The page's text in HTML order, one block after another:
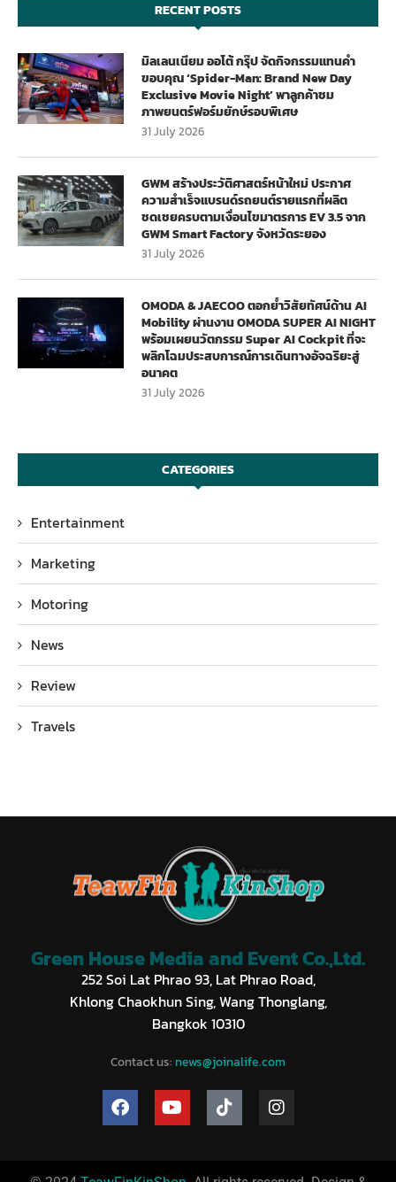
RECENT POSTS
มิลเลนเนียม ออโต้ กรุ๊ป จัดกิจกรรมแทนคำ
ขอบคุณ ‘Spider-Man: Brand New Day
Exclusive Movie Night’ พาลูกค้าชม
ภาพยนตร์ฟอร์มยักษ์รอบพิเศษ
31 July 2026
GWM สร้างประวัติศาสตร์หน้าใหม่ ประกาศ
ความสำเร็จแบรนด์รถยนต์รายแรกที่ผลิต
ชดเชยครบตามเงื่อนไขมาตรการ EV 3.5 จาก
GWM Smart Factory จังหวัดระยอง
31 July 2026
OMODA & JAECOO ตอกย้ำวิสัยทัศน์ด้าน AI
Mobility ผ่านงาน OMODA SUPER AI NIGHT
พร้อมเผยนวัตกรรม Super AI Cockpit ที่จะ
พลิกโฉมประสบการณ์การเดินทางอัจฉริยะสู่
อนาคต
31 July 2026
CATEGORIES
Entertainment
Marketing
Motoring
News
Review
Travels
Green House Media and Event Co.,Ltd.
252 Soi Lat Phrao 93, Lat Phrao Road,
Khlong Chaokhun Sing, Wang Thonglang,
Bangkok 10310
Contact us: news@joinalife.com